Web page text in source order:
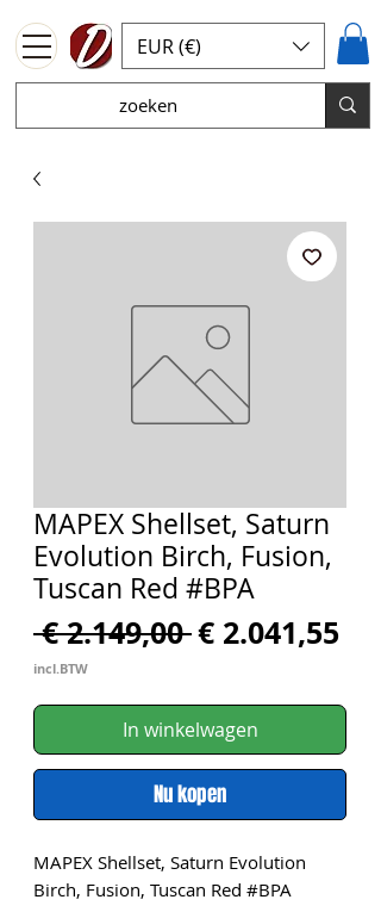
EUR (€)
MAPEX Shellset, Saturn
Evolution Birch, Fusion,
Tuscan Red #BPA
€ 2.149,00 Normale
€ 2.041,55
incl.BTW
In winkelwagen
Nu kopen
MAPEX Shellset, Saturn Evolution
Birch, Fusion, Tuscan Red #BPA